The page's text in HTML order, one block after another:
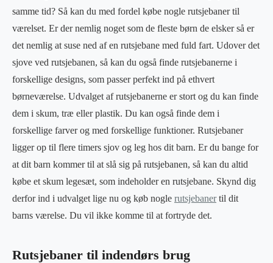
samme tid? Så kan du med fordel købe nogle rutsjebaner til
værelset. Er der nemlig noget som de fleste børn de elsker så er
det nemlig at suse ned af en rutsjebane med fuld fart. Udover det
sjove ved rutsjebanen, så kan du også finde rutsjebanerne i
forskellige designs, som passer perfekt ind på ethvert
børneværelse. Udvalget af rutsjebanerne er stort og du kan finde
dem i skum, træ eller plastik. Du kan også finde dem i
forskellige farver og med forskellige funktioner. Rutsjebaner
ligger op til flere timers sjov og leg hos dit barn. Er du bange for
at dit barn kommer til at slå sig på rutsjebanen, så kan du altid
købe et skum legesæt, som indeholder en rutsjebane. Skynd dig
derfor ind i udvalget lige nu og køb nogle rutsjebanertil dit
barns værelse. Du vil ikke komme til at fortryde det.
Rutsjebaner til indendørs brug